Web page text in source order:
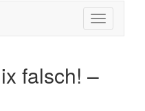
falsch! –